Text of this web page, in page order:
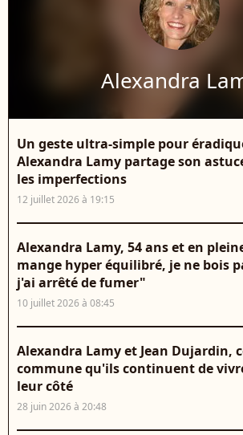
Alexandra
Un geste ultra-simple pour
Alexandra Lamy partage son
les imperfections
12 juillet 2026 à 19:15
Alexandra Lamy, 54 ans et en
mange hyper équilibré, je ne bois
j'ai arrêté de fumer"
10 juillet 2026 à 08:45
Alexandra Lamy et Jean Dujardin,
commune qu'ils continuent de
leur côté
28 juin 2026 à 20:48